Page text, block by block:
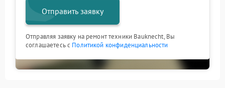
Отправить заявку
Отправляя заявку на ремонт техники Bauknecht, Вы
соглашаетесь с Политикой конфиденциальности